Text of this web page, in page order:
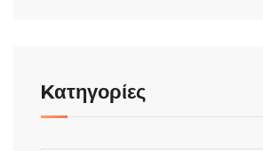
Kατηγορίες